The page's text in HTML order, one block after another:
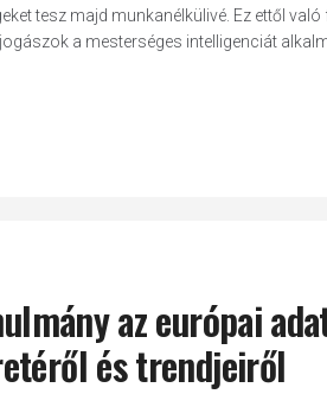
tesz majd munkanélkülivé. Ez ettől
a mesterséges intelligenciát
az európai
és trendjeiről